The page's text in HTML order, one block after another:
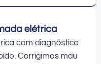
elétrica
com diagnóstico
Corrigimos mau